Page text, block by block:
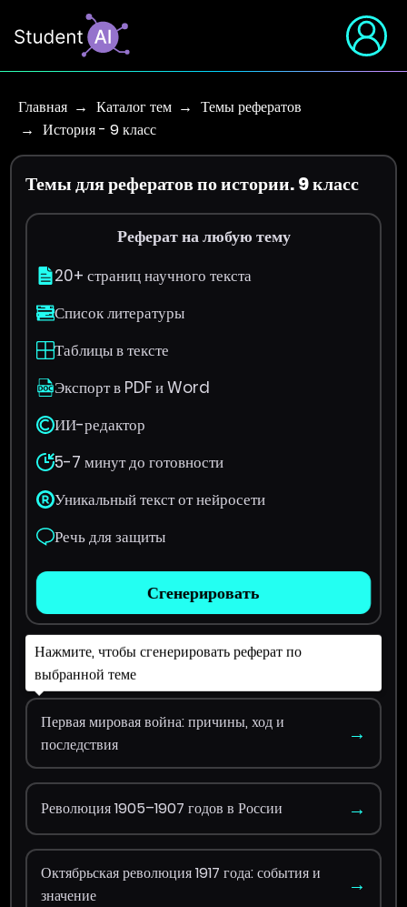
Главная Каталог тем
Темы рефератов
История - 9 класс
Темы для рефератов по истории. 9 класс
Реферат на любую тему
20+ страниц научного текста
Список литературы
Таблицы в тексте
Экспорт в PDF и Word
ИИ-редактор
5-7 минут до готовности
Уникальный текст от нейросети
Речь для защиты
Сгенерировать
Нажмите, чтобы сгенерировать реферат по
выбранной теме
Первая мировая война: причины, ход и
последствия
→
Революция 1905–1907 годов в России →
Октябрьская революция 1917 года: события и
значение
→